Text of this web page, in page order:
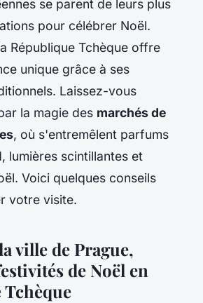
se parent de leurs plus
pour célébrer Noël.
République Tchèque offre
unique grâce à ses
Laissez-vous
la magie des marchés de
, où s'entremêlent parfums
lumières scintillantes et
Voici quelques conseils
votre visite.
ville de Prague,
de Noël en